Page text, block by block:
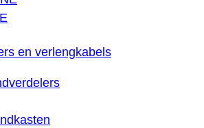
en verlengkabels